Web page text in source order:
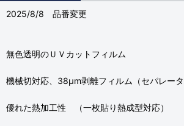
2025/8/8 品番変更
無色透明のＵＶカットフィルム
機械切対応、38μm剥離フィルム（セパレータ
優れた熱加工性 （一枚貼り熱成型対応）